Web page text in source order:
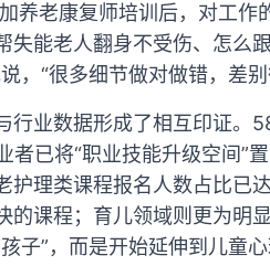
养老康复师培训后，对工作
失能老人翻身不受伤、怎
，“很多细节做对做错，差
行业数据形成了相互印证。
者已将“职业技能升级空间”
护理类课程报名人数占比已
的课程；育儿领域则更为
子”，而是开始延伸到儿童